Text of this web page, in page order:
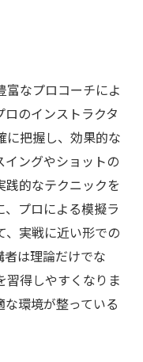
富なプロコーチによ
のインストラクタ
に把握し、効果的な
イングやショットの
的なテクニックを
プロによる模擬ラ
、実戦に近い形での
は理論だけでな
習得しやすくなりま
環境が整っている